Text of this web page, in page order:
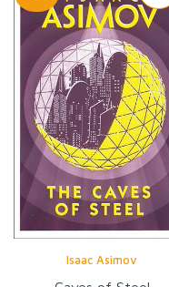
Isaac Asimov